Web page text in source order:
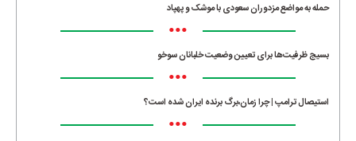
حمله به مواضع مزدوران سعودی با موشک و پهپاد
•••
بسیج ظرفیت‌ها برای تعیین وضعیت خلبانان سوخو
•••
استیصال ترامپ | چرا زمان،برگ برنده ایران شده است؟
•••